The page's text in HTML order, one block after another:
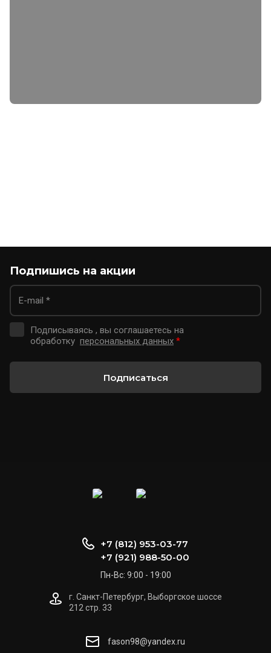
Подпишись на акции
Подписываясь , вы соглашаетесь на
обработку персональных данных *
Подписаться
+7 (812) 953-03-77
+7 (921) 988-50-00
Пн-Вс: 9:00 - 19:00
г. Санкт-Петербург, Выборгское шоссе
212 стр. 33
fason98@yandex.ru